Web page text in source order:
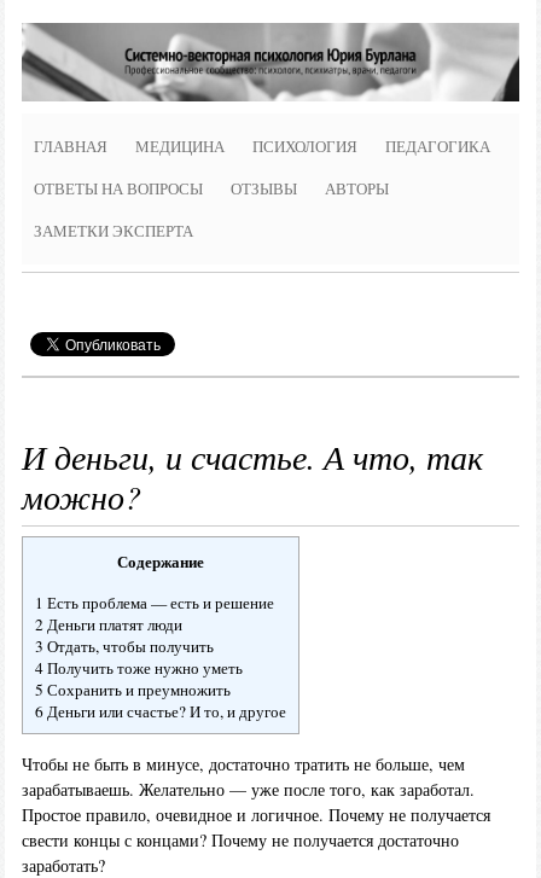
ГЛАВНАЯ МЕДИЦИНА ПСИХОЛОГИЯ ПЕДАГОГИКА
ОТВЕТЫ НА ВОПРОСЫ ОТЗЫВЫ АВТОРЫ
ЗАМЕТКИ ЭКСПЕРТА
И деньги, и счастье. А что, так
можно?
Содержание
1 Есть проблема — есть и решение
2 Деньги платят люди
3 Отдать, чтобы получить
4 Получить тоже нужно уметь
5 Сохранить и преумножить
6 Деньги или счастье? И то, и другое
Чтобы не быть в минусе, достаточно тратить не больше, чем
зарабатываешь. Желательно — уже после того, как заработал.
Простое правило, очевидное и логичное. Почему не получается
свести концы с концами? Почему не получается достаточно
заработать?